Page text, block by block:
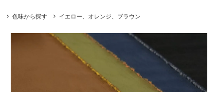
色味から探す イエロー、オレンジ、ブラウン